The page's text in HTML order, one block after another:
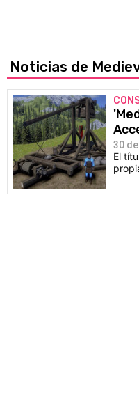
Noticias de
30
El